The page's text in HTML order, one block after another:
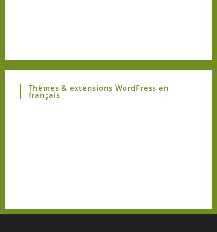
Thèmes & extensions WordPress en
français